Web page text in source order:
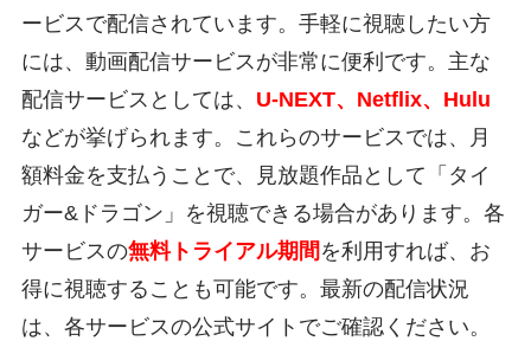
ービスで配信されています。手軽に視聴したい方
には、動画配信サービスが非常に便利です。主な
配信サービスとしては、 U-NEXT、Netflix、Hulu
などが挙げられます。これらのサービスでは、月
額料金を支払うことで、見放題作品として「タイ
ガー&ドラゴン」を視聴できる場合があります。各
サービスの無料トライアル期間 を利用すれば、お
得に視聴することも可能です。最新の配信状況
は、各サービスの公式サイトでご確認ください。